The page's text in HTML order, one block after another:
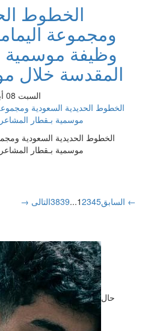
الخطوط
وظيفة موسمية
المقدسة خلال
السبت 08 أبريل 2023 11:36 مساءً
موسمية بـقطار المشاعر
→ السابق 12345
...
3839 التالى ←
حال